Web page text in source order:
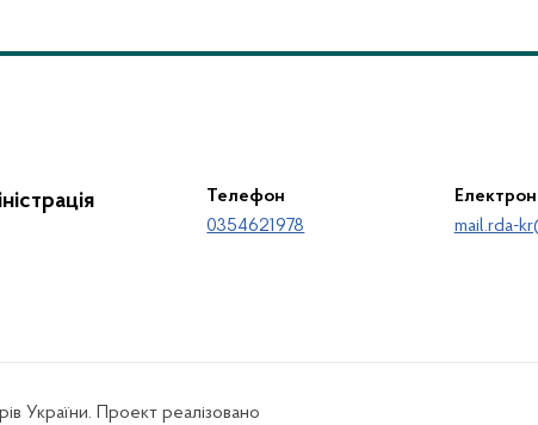
Телефон
0354621978
mail.rda-
України. Проект реалізовано